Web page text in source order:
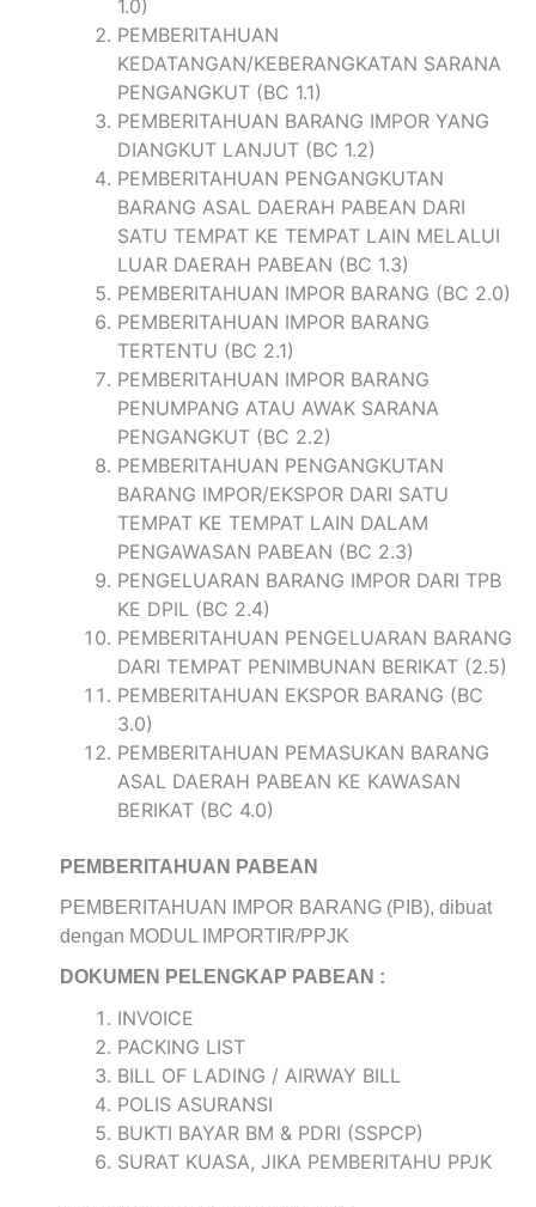
1.0)
PEMBERITAHUAN
KEDATANGAN/KEBERANGKATAN SARANA
PENGANGKUT (BC 1.1)
PEMBERITAHUAN BARANG IMPOR YANG
DIANGKUT LANJUT (BC 1.2)
PEMBERITAHUAN PENGANGKUTAN
BARANG ASAL DAERAH PABEAN DARI
SATU TEMPAT KE TEMPAT LAIN MELALUI
LUAR DAERAH PABEAN (BC 1.3)
PEMBERITAHUAN IMPOR BARANG (BC 2.0)
PEMBERITAHUAN IMPOR BARANG
TERTENTU (BC 2.1)
PEMBERITAHUAN IMPOR BARANG
PENUMPANG ATAU AWAK SARANA
PENGANGKUT (BC 2.2)
PEMBERITAHUAN PENGANGKUTAN
BARANG IMPOR/EKSPOR DARI SATU
TEMPAT KE TEMPAT LAIN DALAM
PENGAWASAN PABEAN (BC 2.3)
PENGELUARAN BARANG IMPOR DARI TPB
KE DPIL (BC 2.4)
PEMBERITAHUAN PENGELUARAN BARANG
DARI TEMPAT PENIMBUNAN BERIKAT (2.5)
PEMBERITAHUAN EKSPOR BARANG (BC
3.0)
PEMBERITAHUAN PEMASUKAN BARANG
ASAL DAERAH PABEAN KE KAWASAN
BERIKAT (BC 4.0)
PEMBERITAHUAN PABEAN
PEMBERITAHUAN IMPOR BARANG (PIB), dibuat
dengan MODUL IMPORTIR/PPJK
DOKUMEN PELENGKAP PABEAN :
INVOICE
PACKING LIST
BILL OF LADING / AIRWAY BILL
POLIS ASURANSI
BUKTI BAYAR BM & PDRI (SSPCP)
SURAT KUASA, JIKA PEMBERITAHU PPJK